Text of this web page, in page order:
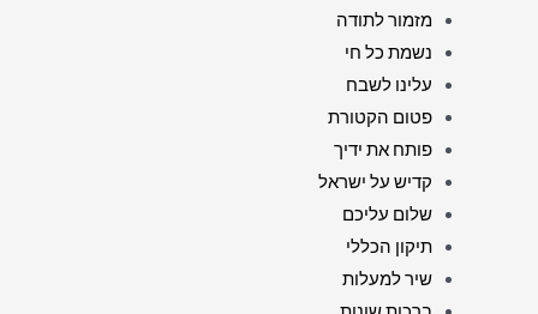
מזמור לתודה
נשמת כל חי
עלינו לשבח
פטום הקטורת
פותח את ידיך
קדיש על ישראל
שלום עליכם
תיקון הכללי
שיר למעלות